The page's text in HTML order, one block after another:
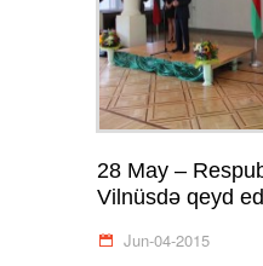
28 May –
Vilnüsdə qeyd
Jun-04-2015